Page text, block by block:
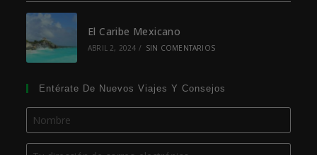
El Caribe Mexicano
ABRIL 2, 2024 / SIN COMENTARIOS
Entérate De Nuevos Viajes Y Consejos